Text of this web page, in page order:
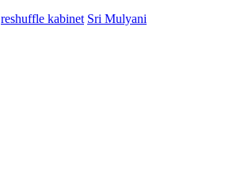
reshuffle kabinet Sri Mulyani